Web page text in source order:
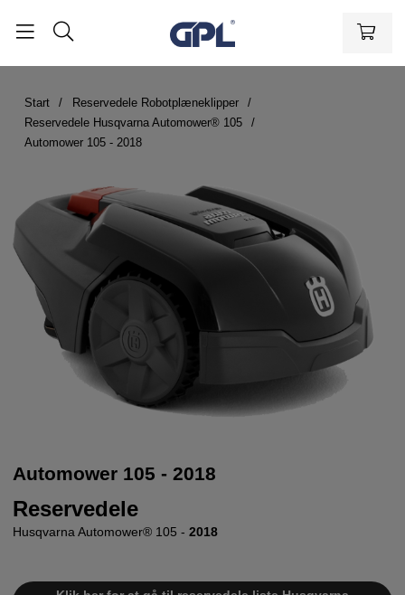
Start
Reservedele Robotplæneklipper
Reservedele Husqvarna Automower® 105
Automower 105 - 2018
Automower 105 - 2018
Reservedele
Husqvarna Automower® 105 - 2018